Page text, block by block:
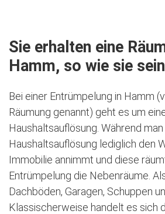
Sie erhalten eine
Hamm, so wie sie
Bei einer Entrümpelung in Hamm
Räumung genannt) geht es um
Haushaltsauflösung. Während
Haushaltsauflösung lediglich den
Immobilie annimmt und diese
Entrümpelung die Nebenräume.
Dachböden, Garagen, Schuppen
Klassischerweise handelt es sich